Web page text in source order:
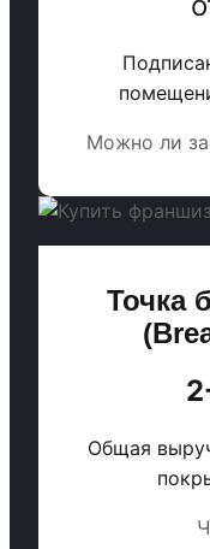
Можно ли
Точка
Общая